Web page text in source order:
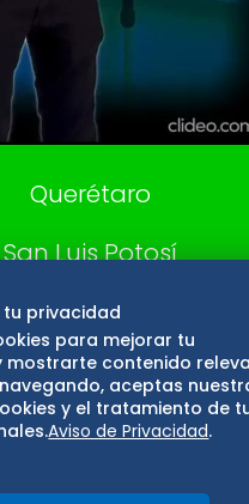
Confabulario
Aviso Oportuno
Consultas
Querétaro
San Luis Potosí
Edomex
Consultas
Hidalgo
Oaxaca
privacidad
para mejorar tu
mostrarte contenido
aceptas
y el tratamiento de
Aviso de Privacidad.